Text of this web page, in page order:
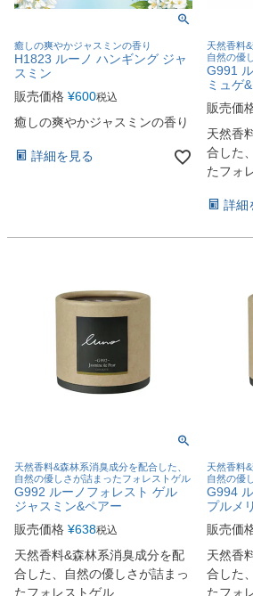
癒しの爽やかジャスミンの香り
H1823 ルーノ ハンギング ジャ
スミン
販売価格 ¥600税込
癒しの爽やかジャスミンの香り
詳細を見る
天然香料
自然の優
G991
ミュゲ
販売価
天然香
合した
たフォ
詳細
天然香料&森林系消臭成分を配合した、
自然の優しさが詰まったフォレストゲル
G992 ルーノフォレスト ゲル
ジャスミン&ペアー
販売価格 ¥638税込
天然香料&森林系消臭成分を配
合した、自然の優しさが詰まっ
たフォレストゲル
天然香料
自然の優
G994
プルメ
販売価
天然香
合した
たフォ